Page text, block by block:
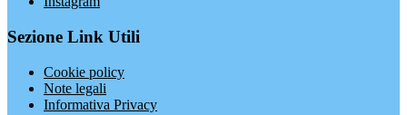
Sezione Link Utili
Cookie policy
Note legali
Informativa Privacy